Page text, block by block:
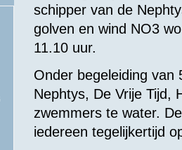
schipper van de
golven en wind NO3
11.10 uur.
Onder begeleiding van
Nephtys, De Vrije Tijd,
zwemmers te water.
iedereen tegelijkertijd